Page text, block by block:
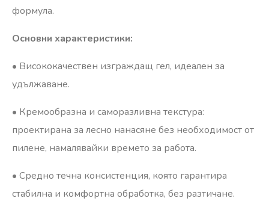
формула.
Основни характеристики:
•⁠ ⁠Висококачествен изграждащ гел, идеален за
удължаване.
•⁠ ⁠Кремообразна и саморазливна текстура:
проектирана за лесно нанасяне без необходимост от
пилене, намалявайки времето за работа.
•⁠ ⁠Средно течна консистенция, която гарантира
стабилна и комфортна обработка, без разтичане.